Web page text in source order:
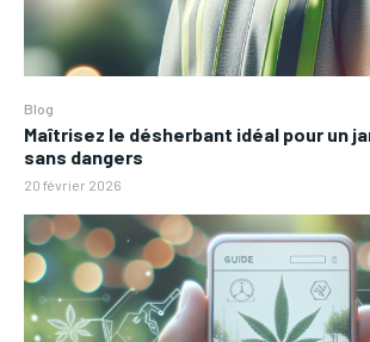
Blog
Maîtrisez le désherbant idéal pour un
sans dangers
20 février 2026